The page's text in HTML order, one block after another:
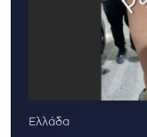
Ελλάδα